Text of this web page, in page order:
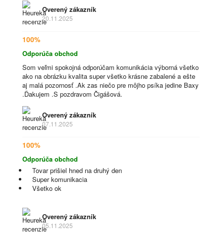
Overený zákazník
20.11.2025
100%
Odporúča obchod
Som veľmi spokojná odporúčam komunikácia výborná všetko
ako na obrázku kvalita super všetko krásne zabalené a ešte
aj malá pozornosť .Ak zas niečo pre môjho psíka jedine Baxy
.Ďakujem .S pozdravom Čigášová.
Overený zákazník
07.11.2025
100%
Odporúča obchod
Tovar prišiel hned na druhý den
Super komunikacia
Všetko ok
Overený zákazník
05.11.2025